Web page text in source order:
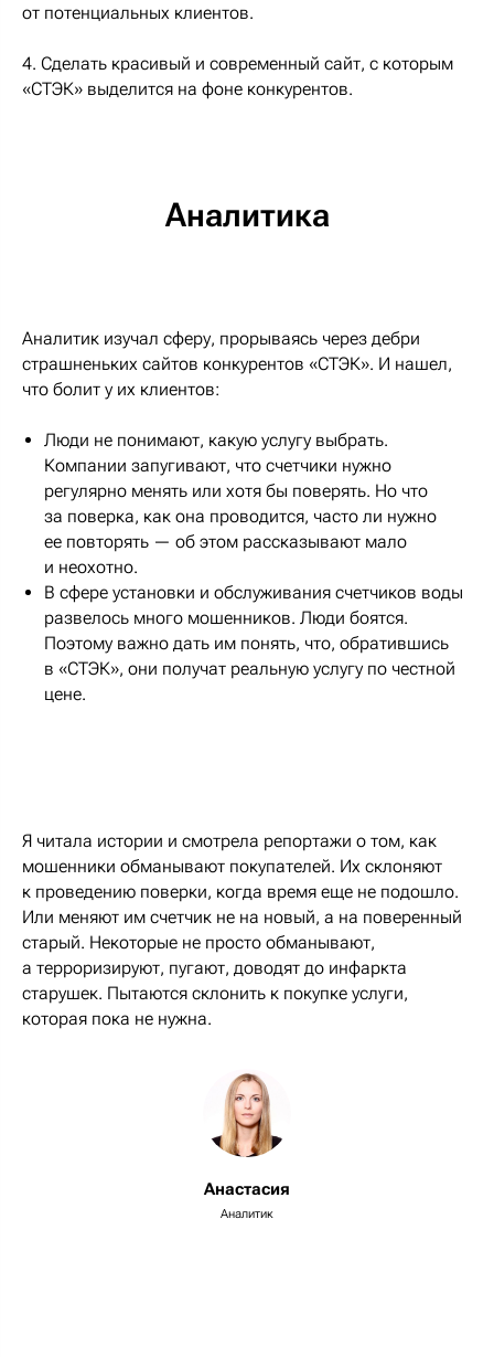
от потенциальных клиентов.
4. Сделать красивый и современный сайт, с которым
«СТЭК» выделится на фоне конкурентов.
Аналитика
Аналитик изучал сферу, прорываясь через дебри
страшненьких сайтов конкурентов «СТЭК». И нашел,
что болит у их клиентов:
Люди не понимают, какую услугу выбрать.
Компании запугивают, что счетчики нужно
регулярно менять или хотя бы поверять. Но что
за поверка, как она проводится, часто ли нужно
ее повторять — об этом рассказывают мало
и неохотно.
В сфере установки и обслуживания счетчиков воды
развелось много мошенников. Люди боятся.
Поэтому важно дать им понять, что, обратившись
в «СТЭК», они получат реальную услугу по честной
цене.
Я читала истории и смотрела репортажи о том, как
мошенники обманывают покупателей. Их склоняют
к проведению поверки, когда время еще не подошло.
Или меняют им счетчик не на новый, а на поверенный
старый. Некоторые не просто обманывают,
а терроризируют, пугают, доводят до инфаркта
старушек. Пытаются склонить к покупке услуги,
которая пока не нужна.
Анастасия
Аналитик